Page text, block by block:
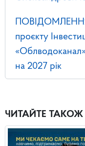
проєкту
на 2027 рік
ЧИТАЙТЕ ТАКОЖ